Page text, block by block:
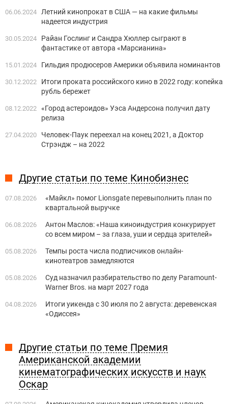
06.06.2024 Летний кинопрокат в США — на какие фильмы
надеется индустрия
30.05.2024
Райан Гослинг и Сандра Хюллер сыграют в
фантастике от автора «Марсианина»
15.01.2024 Гильдия продюсеров Америки объявила номинантов
30.12.2022
Итоги проката российского кино в 2022 году: копейка
рубль бережет
08.12.2022 «Город астероидов» Уэса Андерсона получил дату
релиза
27.04.2020
Человек-Паук переехал на конец 2021, а Доктор
Стрэндж – на 2022
Другие статьи по теме Кинобизнес
07.08.2026
«Майкл» помог Lionsgate перевыполнить план по
квартальной выручке
06.08.2026
Антон Маслов: «Наша киноиндустрия конкурирует
со всем миром – за глаза, уши и сердца зрителей»
05.08.2026
Темпы роста числа подписчиков онлайн-
кинотеатров замедляются
05.08.2026
Суд назначил разбирательство по делу Paramount-
Warner Bros. на март 2027 года
04.08.2026
Итоги уикенда с 30 июля по 2 августа: деревенская
«Одиссея»
Другие статьи по теме Премия
Американской академии
кинематографических искусств и наук
Оскар